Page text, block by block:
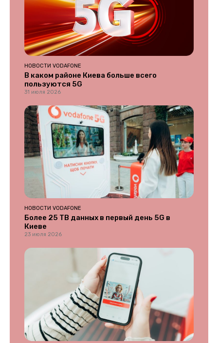
НОВОСТИ VODAFONE
В каком районе Киева больше всего
пользуются 5G
31 июля 2026
НОВОСТИ VODAFONE
Более 25 ТВ данных в первый день 5G в
Киеве
23 июля 2026